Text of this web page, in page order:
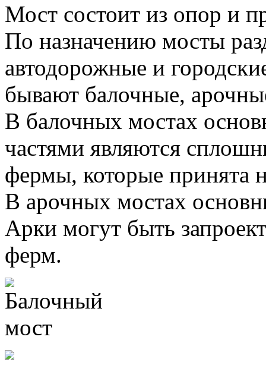
Мост состоит из опор и
По назначению мосты
автодорожные и
бывают балочные,
В балочных мостах
частями являются
фермы, которые принята
В арочных мостах
Арки могут быть
ферм.